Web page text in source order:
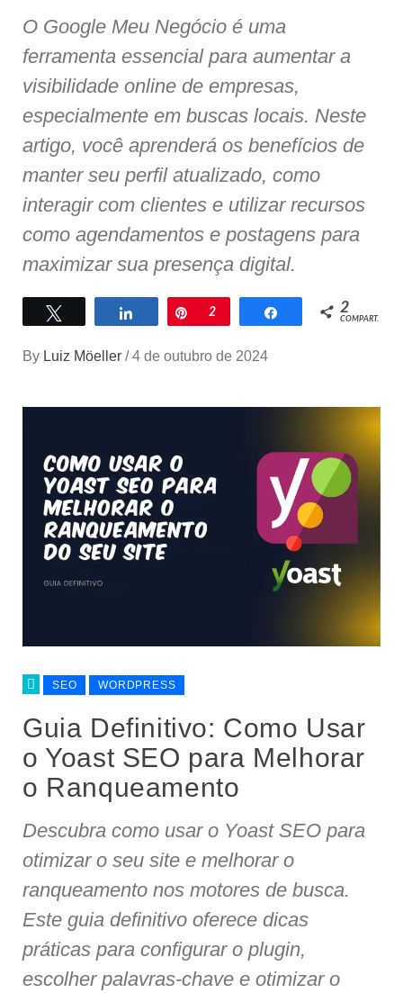
O Google Meu Negócio é uma
ferramenta essencial para aumentar a
visibilidade online de empresas,
especialmente em buscas locais. Neste
artigo, você aprenderá os benefícios de
manter seu perfil atualizado, como
interagir com clientes e utilizar recursos
como agendamentos e postagens para
maximizar sua presença digital.
Compartilhar
Pin
2 Compartilhar
2
COMPART.
By Luiz Möeller / 4 de outubro de 2024
SEO WORDPRESS
Guia Definitivo: Como Usar
o Yoast SEO para Melhorar
o Ranqueamento
Descubra como usar o Yoast SEO para
otimizar o seu site e melhorar o
ranqueamento nos motores de busca.
Este guia definitivo oferece dicas
práticas para configurar o plugin,
escolher palavras-chave e otimizar o